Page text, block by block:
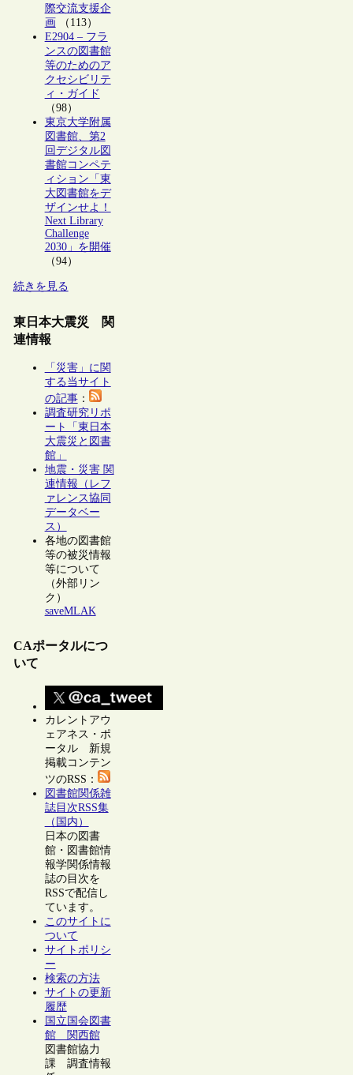
際交流支援企
画（113）
E2904 – フラ
ンスの図書館
等のためのア
クセシビリテ
ィ・ガイド
（98）
東京大学附属
図書館、第2
回デジタル図
書館コンペテ
ィション「東
大図書館をデ
ザインせよ！
Next Library
Challenge
2030」を開催
（94）
続きを見る
東日本大震災 関
連情報
「災害」に関
する当サイト
の記事：
調査研究リポ
ート「東日本
大震災と図書
館」
地震・災害 関
連情報（レフ
ァレンス協同
データベー
ス）
各地の図書館
等の被災情報
等について
（外部リン
ク）
saveMLAK
CAポータルにつ
いて
カレントアウ
ェアネス・ポ
ータル 新規
掲載コンテン
ツのRSS：
図書館関係雑
誌目次RSS集
（国内）
日本の図書
館・図書館情
報学関係情報
誌の目次を
RSSで配信し
ています。
このサイトに
ついて
サイトポリシ
ー
検索の方法
サイトの更新
履歴
国立国会図書
館 関西館
図書館協力
課 調査情報